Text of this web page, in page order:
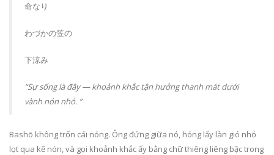
命なり
わづかの笠の
下涼み
“Sự sống là đây — khoảnh khắc tận hưởng thanh mát dưới
vành nón nhỏ. ”
Bashō không trốn cái nóng. Ông đứng giữa nó, hóng lấy làn gió nhỏ
lọt qua kẽ nón, và gọi khoảnh khắc ấy bằng chữ thiêng liêng bậc trong